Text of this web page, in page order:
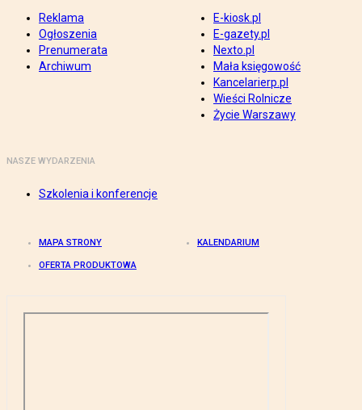
Reklama
Ogłoszenia
Prenumerata
Archiwum
E-kiosk.pl
E-gazety.pl
Nexto.pl
Mała księgowość
Kancelarierp.pl
Wieści Rolnicze
Życie Warszawy
NASZE WYDARZENIA
Szkolenia i konferencje
MAPA STRONY KALENDARIUM
OFERTA PRODUKTOWA